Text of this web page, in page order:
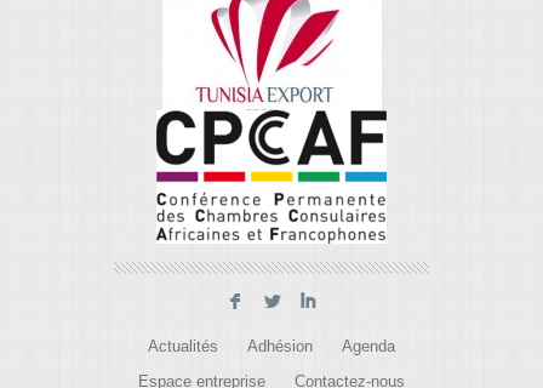
F L I
Actualités Adhésion Agenda
Espace entreprise Contactez-nous